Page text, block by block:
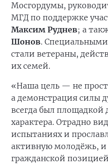
Мосгордумы,
МГД по поддержке
Максим Руднев; а
Шонов.
стали ветераны,
их семей.
«Наша цель — не
а демонстрация силы
всегда был площадкой
характера. Отрадно
испытаниях и
активную молодёжь, и
гражданской